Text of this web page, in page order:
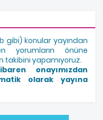
gibi) konular yayından
yorumların önüne
takibini yapamıyoruz.
onayımızdan
olarak yayına